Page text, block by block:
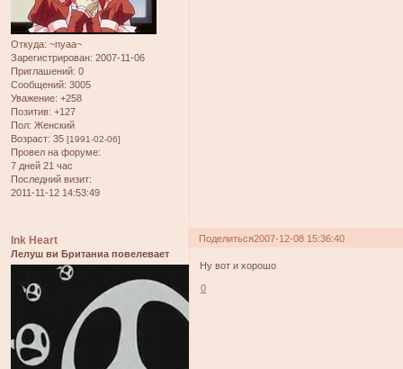
Откуда: ~nyaa~
Зарегистрирован: 2007-11-06
Приглашений: 0
Сообщений: 3005
Уважение: +258
Позитив: +127
Пол: Женский
Возраст: 35 [1991-02-06]
Провел на форуме:
7 дней 21 час
Последний визит:
2011-11-12 14:53:49
Поделиться2007-12-08 15:36:40
Ink Heart
Лелуш ви Британиа повелевает
Ну вот и хорошо
0